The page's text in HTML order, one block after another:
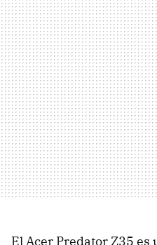
El Acer Predator Z35